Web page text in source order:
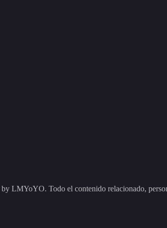
Todo el contenido relacionado,